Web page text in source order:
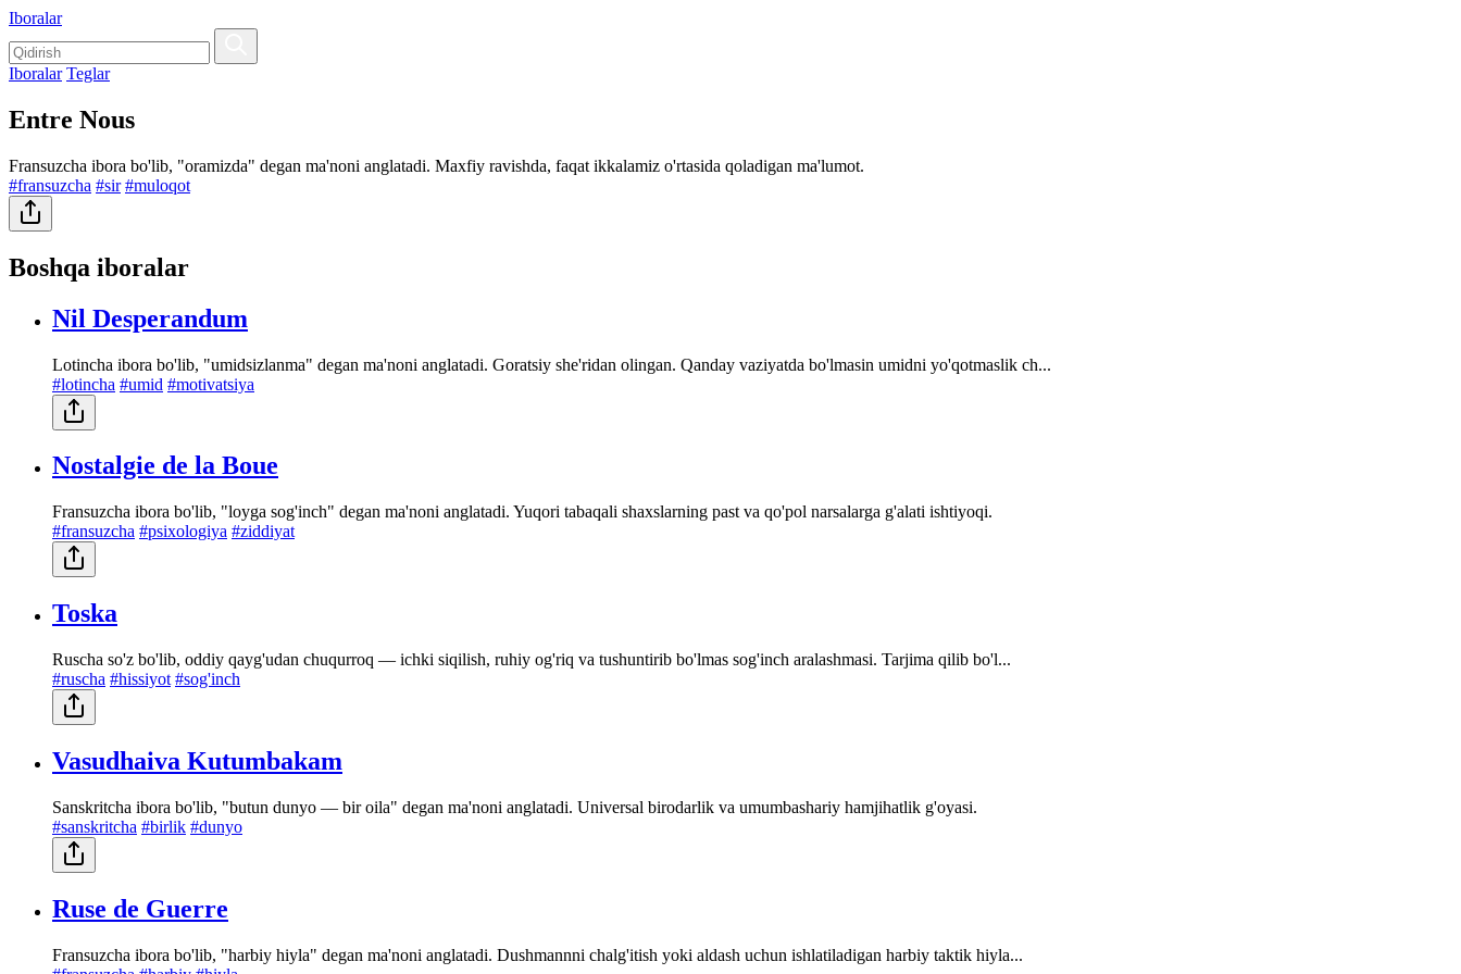
Iboralar
Iboralar Teglar
Entre Nous
Fransuzcha ibora bo'lib, "oramizda" degan ma'noni anglatadi. Maxfiy ravishda, faqat ikkalamiz o'rtasida qoladigan ma'lumot.
#fransuzcha #sir #muloqot
Boshqa iboralar
Nil Desperandum
Lotincha ibora bo'lib, "umidsizlanma" degan ma'noni anglatadi. Goratsiy she'ridan olingan. Qanday vaziyatda bo'lmasin umidni yo'qotmaslik ch...
#lotincha #umid #motivatsiya
Nostalgie de la Boue
Fransuzcha ibora bo'lib, "loyga sog'inch" degan ma'noni anglatadi. Yuqori tabaqali shaxslarning past va qo'pol narsalarga g'alati ishtiyoqi.
#fransuzcha #psixologiya #ziddiyat
Toska
Ruscha so'z bo'lib, oddiy qayg'udan chuqurroq — ichki siqilish, ruhiy og'riq va tushuntirib bo'lmas sog'inch aralashmasi. Tarjima qilib bo'l...
#ruscha #hissiyot #sog'inch
Vasudhaiva Kutumbakam
Sanskritcha ibora bo'lib, "butun dunyo — bir oila" degan ma'noni anglatadi. Universal birodarlik va umumbashariy hamjihatlik g'oyasi.
#sanskritcha #birlik #dunyo
Ruse de Guerre
Fransuzcha ibora bo'lib, "harbiy hiyla" degan ma'noni anglatadi. Dushmannni chalg'itish yoki aldash uchun ishlatiladigan harbiy taktik hiyla...